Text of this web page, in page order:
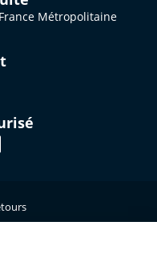
Métropolitaine
?